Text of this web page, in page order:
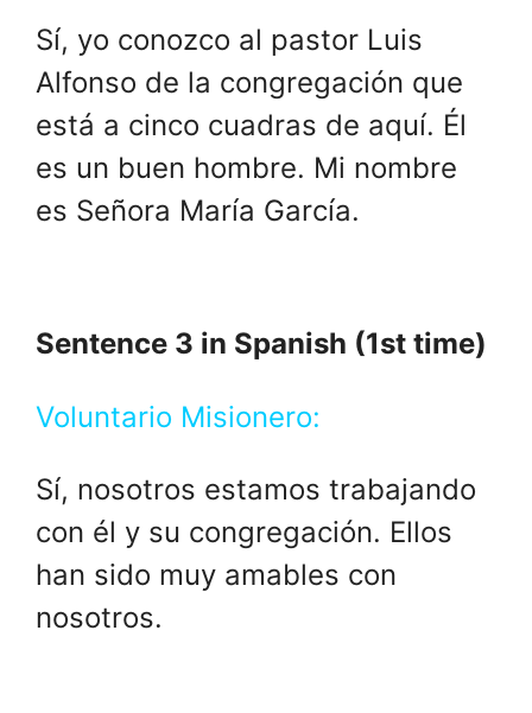
Sí, yo conozco al pastor Luis
Alfonso de la congregación que
está a cinco cuadras de aquí. Él
es un buen hombre. Mi nombre
es Señora María García.
Sentence 3 in Spanish (1st time)
Voluntario Misionero:
Sí, nosotros estamos trabajando
con él y su congregación. Ellos
han sido muy amables con
nosotros.